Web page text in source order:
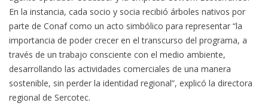
En la instancia, cada socio y socia recibió árboles nativos por
parte de Conaf como un acto simbólico para representar “la
importancia de poder crecer en el transcurso del programa, a
través de un trabajo consciente con el medio ambiente,
desarrollando las actividades comerciales de una manera
sostenible, sin perder la identidad regional”, explicó la directora
regional de Sercotec.